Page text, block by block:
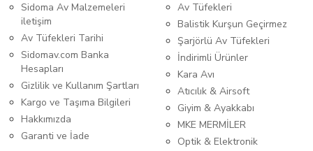
Sidoma Av Malzemeleri
iletişim
Av Tüfekleri Tarihi
Sidomav.com Banka
Hesapları
Gizlilik ve Kullanım Şartları
Kargo ve Taşıma Bilgileri
Hakkımızda
Garanti ve İade
Av Tüfekleri
Balistik Kurşun Geçirmez
Şarjörlü Av Tüfekleri
İndirimli Ürünler
Kara Avı
Atıcılık & Airsoft
Giyim & Ayakkabı
MKE MERMİLER
Optik & Elektronik